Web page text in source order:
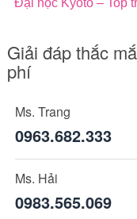
Giải đáp thắc
phí
Ms. Trang
0963.682.333
Ms. Hải
0983.565.069